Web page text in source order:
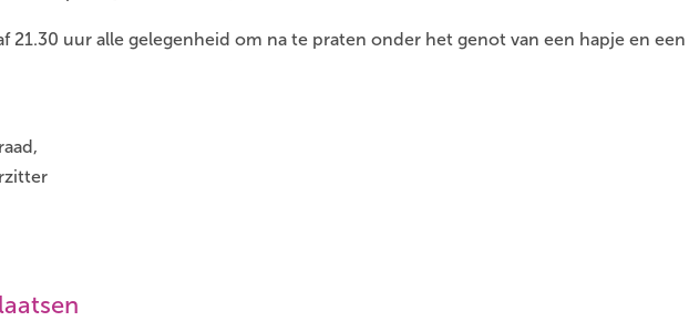
21.30 uur alle gelegenheid om na te praten onder het genot van een hapje en een